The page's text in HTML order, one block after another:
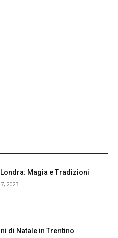
Londra: Magia e Tradizioni
2023
di Natale in Trentino